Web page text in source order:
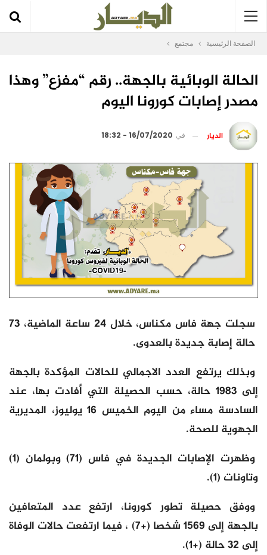
الصفحة الرئيسية مجتمع
الحالة الوبائية بالجهة.. رقم “مفزع” وهذا
مصدر إصابات كورونا اليوم
الديار في 16/07/2020 - 18:32
سجلت جهة فاس مكناس، خلال 24 ساعة الماضية، 73
حالة إصابة جديدة بالعدوى.
وبذلك يرتفع العدد الاجمالي للحالات المؤكدة بالجهة
إلى 1983 حالة، حسب الحصيلة التي أفادت بها، عند
السادسة مساء من اليوم الخميس 16 يوليوز، المديرية
الجهوية للصحة.
وظهرت الإصابات الجديدة في فاس (71) وبولمان (1)
وتاونات (1).
ووفق حصيلة تطور كورونا، ارتفع عدد المتعافين
بالجهة إلى 1569 شخصا (+7) ، فيما ارتفعت حالات الوفاة
إلى 32 حالة (+1).